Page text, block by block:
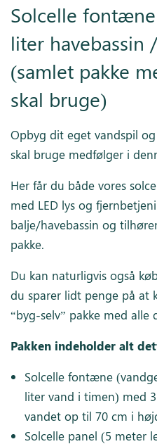
Solcelle
liter havebassin
(samlet pakke
skal bruge)
Opbyg dit eget vandspil
skal bruge medfølger i
Her får du både vores
med LED lys og
balje/havebassin og
pakke.
Du kan naturligvis også
du sparer lidt penge på at
“byg-selv” pakke med alle
Pakken indeholder alt
Solcelle fontæne
liter vand i timen) med
vandet op til 70 cm i
Solcelle panel (5 meter